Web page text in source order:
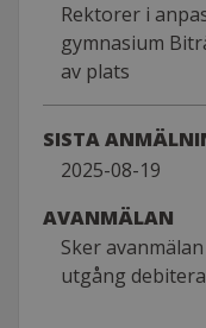
Rektorer i
gymnasium
av plats
SISTA
2025-08-19
AVANMÄLAN
Sker
utgång